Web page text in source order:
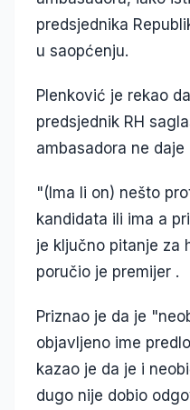
predsjednika
u saopćenju.
Plenković je rekao
predsjednik RH
ambasadora ne daje
"(Ima li on) nešto
kandidata ili ima a
je ključno pitanje za
poručio je premijer .
Priznao je da je
objavljeno ime
kazao je da je i
dugo nije dobio